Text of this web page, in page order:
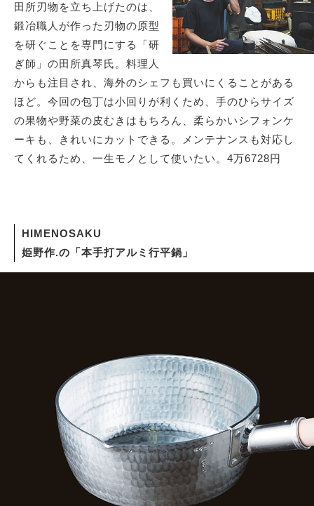
田所刃物を立ち上げたのは、
鍛冶職人が作った刃物の原型
を研ぐことを専門にする「研
ぎ師」の田所真琴氏。料理人
からも注目され、海外のシェフも買いにくることがある
ほど。今回の包丁は小回りが利くため、手のひらサイズ
の果物や野菜の皮むきはもちろん、柔らかいシフォンケ
ーキも、きれいにカットできる。メンテナンスも対応し
てくれるため、一生モノとして使いたい。4万6728円
HIMENOSAKU
姫野作.の「本手打アルミ行平鍋」